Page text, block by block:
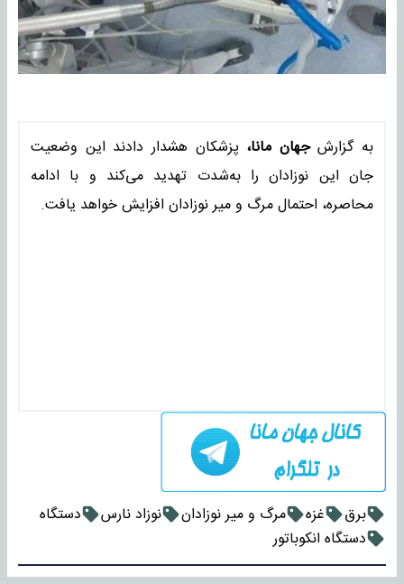
به گزارشجهان مانا، پزشکان هشدار دادند این وضعیت
جان این نوزادان را به‌شدت تهدید می‌کند و با ادامه
محاصره، احتمال مرگ و میر نوزادان افزایش خواهد یافت.
برق غزه مرگ و میر نوزادان نوزاد نارس
دستگاه
دستگاه انکوباتور